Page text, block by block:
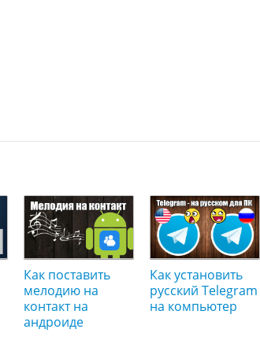
Как поставить
мелодию на
контакт на
андроиде
Как установить
русский Telegram
на компьютер